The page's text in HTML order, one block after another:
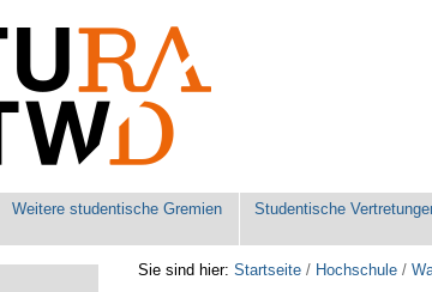
Weitere studentische Gremien Studentische
Sie sind hier: Startseite / Hochschule /